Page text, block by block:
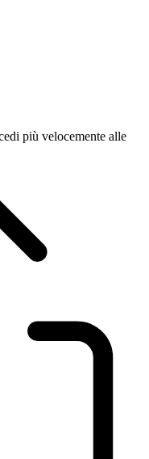
più velocemente alle